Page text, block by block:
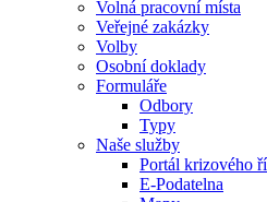
Volná pracovní místa
Veřejné zakázky
Volby
Osobní doklady
Formuláře
Odbory
Typy
Naše služby
Portál krizového
E-Podatelna